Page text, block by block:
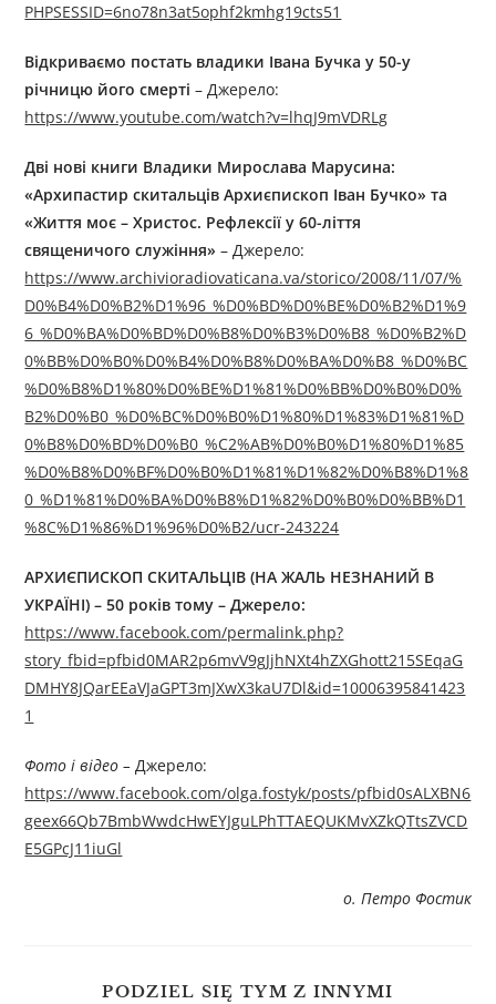
PHPSESSID=6no78n3at5ophf2kmhg19cts51
Відкриваємо постать владики Івана Бучка у 50-у
річницю його смерті – Джерелo:
https://www.youtube.com/watch?v=lhqJ9mVDRLg
Дві нові книги Владики Мирослава Марусина:
«Архипастир скитальців Архиєпископ Іван Бучко» та
«Життя моє – Христос. Рефлексії у 60-ліття
священичого служіння» – Джерелo:
https://www.archivioradiovaticana.va/storico/2008/11/07/%
D0%B4%D0%B2%D1%96_%D0%BD%D0%BE%D0%B2%D1%9
6_%D0%BA%D0%BD%D0%B8%D0%B3%D0%B8_%D0%B2%D
0%BB%D0%B0%D0%B4%D0%B8%D0%BA%D0%B8_%D0%BC
%D0%B8%D1%80%D0%BE%D1%81%D0%BB%D0%B0%D0%
B2%D0%B0_%D0%BC%D0%B0%D1%80%D1%83%D1%81%D
0%B8%D0%BD%D0%B0_%C2%AB%D0%B0%D1%80%D1%85
%D0%B8%D0%BF%D0%B0%D1%81%D1%82%D0%B8%D1%8
0_%D1%81%D0%BA%D0%B8%D1%82%D0%B0%D0%BB%D1
%8C%D1%86%D1%96%D0%B2/ucr-243224
АРХИЄПИСКОП СКИТАЛЬЦІВ (НА ЖАЛЬ НЕЗНАНИЙ В
УКРАЇНІ) – 50 років тому – Джерелo:
https://www.facebook.com/permalink.php?
story_fbid=pfbid0MAR2p6mvV9gJjhNXt4hZXGhott215SEqaG
DMHY8JQarEEaVJaGPT3mJXwX3kaU7Dl&id=10006395841423
1
Фото і відео – Джерелo:
https://www.facebook.com/olga.fostyk/posts/pfbid0sALXBN6
geex66Qb7BmbWwdcHwEYJguLPhTTAEQUKMvXZkQTtsZVCD
E5GPcJ11iuGl
о. Петро Фостик
PODZIEL SIĘ TYM Z INNYMI